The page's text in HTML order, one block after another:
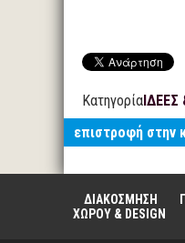
ΚατηγορίαΙΔΕΕΣ
επιστροφή στην
ΔΙΑΚΟΣΜΗΣΗ
ΧΩΡΟΥ & DESIGN